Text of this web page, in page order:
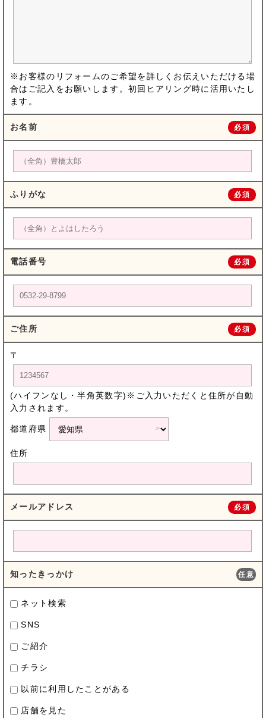
※お客様のリフォームのご希望を詳しくお伝えいただける場
合はご記入をお願いします。初回ヒアリング時に活用いたし
ます。
お名前 必須
ふりがな 必須
電話番号 必須
ご住所 必須
〒
(ハイフンなし・半角英数字)※ご入力いただくと住所が自動
入力されます。
都道府県
住所
メールアドレス 必須
知ったきっかけ 任意
ネット検索
SNS
ご紹介
チラシ
以前に利用したことがある
店舗を見た